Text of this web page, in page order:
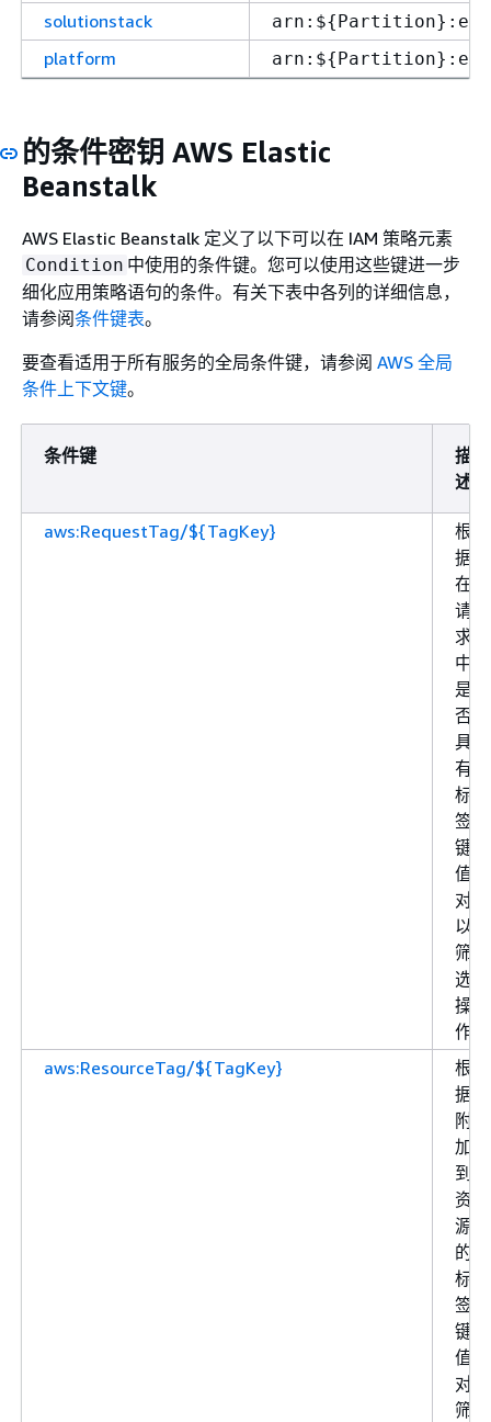
solutionstack arn:${
platform arn:${
的条件密钥 AWS Elastic
Beanstalk
AWS Elastic Beanstalk 定义了以下可以在 IAM 策略元素
Condition 中使用的条件键。您可以使用这些键进一步
细化应用策略语句的条件。有关下表中各列的详细信息，
请参阅条件键表。
要查看适用于所有服务的全局条件键，请参阅 AWS 全局
条件上下文键。
条件键
描
述
aws:RequestTag/${TagKey}
根
据
在
请
求
中
是
否
具
有
标
签
键
值
对
以
筛
选
操
作
aws:ResourceTag/${TagKey}
根
据
附
加
到
资
源
的
标
签
键
值
对
筛